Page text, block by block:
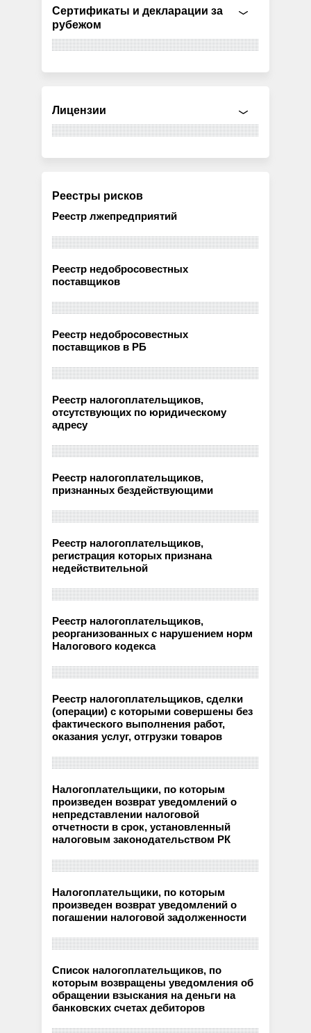
Сертификаты и декларации за
рубежом
Лицензии
Реестры рисков
Реестр лжепредприятий
Реестр недобросовестных
поставщиков
Реестр недобросовестных
поставщиков в РБ
Реестр налогоплательщиков,
отсутствующих по юридическому
адресу
Реестр налогоплательщиков,
признанных бездействующими
Реестр налогоплательщиков,
регистрация которых признана
недействительной
Реестр налогоплательщиков,
реорганизованных с нарушением норм
Налогового кодекса
Реестр налогоплательщиков, сделки
(операции) с которыми совершены без
фактического выполнения работ,
оказания услуг, отгрузки товаров
Налогоплательщики, по которым
произведен возврат уведомлений о
непредставлении налоговой
отчетности в срок, установленный
налоговым законодательством РК
Налогоплательщики, по которым
произведен возврат уведомлений о
погашении налоговой задолженности
Список налогоплательщиков, по
которым возвращены уведомления об
обращении взыскания на деньги на
банковских счетах дебиторов